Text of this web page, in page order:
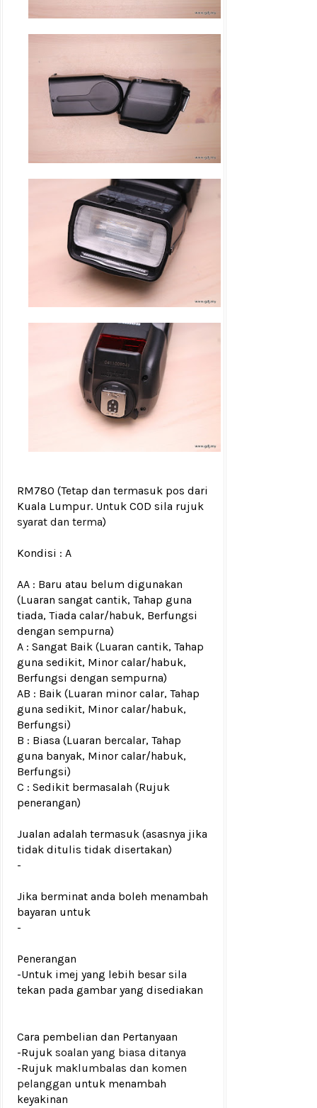
RM780 (Tetap dan termasuk pos dari
Kuala Lumpur. Untuk COD sila rujuk
syarat dan terma)
Kondisi : A
AA : Baru atau belum digunakan
(Luaran sangat cantik, Tahap guna
tiada, Tiada calar/habuk, Berfungsi
dengan sempurna)
A : Sangat Baik (Luaran cantik, Tahap
guna sedikit, Minor calar/habuk,
Berfungsi dengan sempurna)
AB : Baik (Luaran minor calar, Tahap
guna sedikit, Minor calar/habuk,
Berfungsi)
B : Biasa (Luaran bercalar, Tahap
guna banyak, Minor calar/habuk,
Berfungsi)
C : Sedikit bermasalah (Rujuk
penerangan)
Jualan adalah termasuk (asasnya jika
tidak ditulis tidak disertakan)
-
Jika berminat anda boleh menambah
bayaran untuk
-
Penerangan
-Untuk imej yang lebih besar sila
tekan pada gambar yang disediakan
Cara pembelian dan Pertanyaan
-Rujuk soalan yang biasa ditanya
-Rujuk maklumbalas dan komen
pelanggan untuk menambah
keyakinan